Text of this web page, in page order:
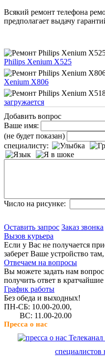
Всякий ремонт телефона
предполагает выдачу
Philips Xenium X525
Xenium X806
загружается
Добавить вопрос
Ваше имя:
(не будет показан)
специалисту:
Число на рисунке:
Оставить запрос Заказ звонка
Вызов курьера
Если у Вас не получается
заберет Ваше устройство
Отвечаем на вопросы
Вы можете задать нам
получить ответ в кратчайшие
График работы
Без обеда и выходных!
ПН-СБ: 10.00-20.00,
ВС: 11.00-20.00
Пресса о нас
специалистов